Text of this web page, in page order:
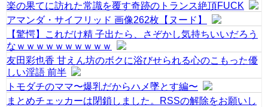
楽の果てに訪れた常識を覆す奇跡のトランス絶頂FUCK
アマンダ・サイフリッド 画像262枚【ヌード】
【驚愕】これだけ精 子出たら、さぞかし気持ちいいだろう
なｗｗｗｗｗｗｗｗｗｗ
友田彩也香 甘えん坊のボクに浴びせられる心のこもった優
しい淫語 前半
トモダチのママ〜爆乳だからハメ墜とす編〜
まとめチェッカーは閉鎖しました。RSSの解除をお願いし